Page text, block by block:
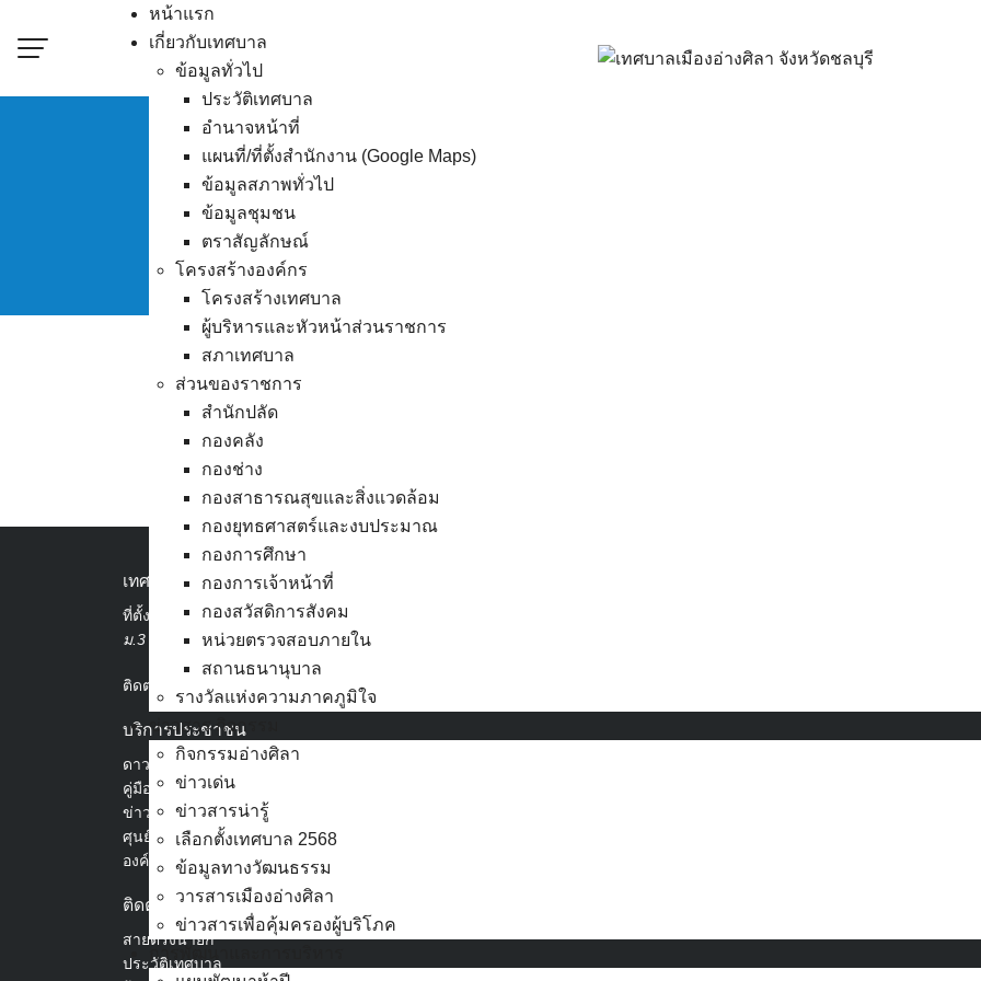
หน้าแรก
เกี่ยวกับเทศบาล
ข้อมูลทั่วไป
ประวัติเทศบาล
อำนาจหน้าที่
แผนที่/ที่ตั้งสำนักงาน (Google Maps)
ข้อมูลสภาพทั่วไป
ข้อมูลชุมชน
ตราสัญลักษณ์
โครงสร้างองค์กร
โครงสร้างเทศบาล
ผู้บริหารและหัวหน้าส่วนราชการ
สภาเทศบาล
ส่วนของราชการ
สำนักปลัด
กองคลัง
กองช่าง
กองสาธารณสุขและสิ่งแวดล้อม
กองยุทธศาสตร์และงบประมาณ
กองการศึกษา
กองการเจ้าหน้าที่
กองสวัสดิการสังคม
หน่วยตรวจสอบภายใน
สถานธนานุบาล
รางวัลแห่งความภาคภูมิใจ
ข่าวสาร กิจกรรม
กิจกรรมอ่างศิลา
ข่าวเด่น
ข่าวสารน่ารู้
เลือกตั้งเทศบาล 2568
ข้อมูลทางวัฒนธรรม
วารสารเมืองอ่างศิลา
ข่าวสารเพื่อคุ้มครองผู้บริโภค
การพัฒนาและการบริหาร
รายงานสถานการณ์ผู้ป่วยโรคไข้เลือดออกในช่วงที่มีกา
ภาวะฉุกเฉินทางสาธารณสุข กรณีโรคไข้เลือด
เทศบาลเมืองอ่างศิลา
ที่ตั้ง :
สำนักงานเทศบาลเมืองอ่างศิลา 90/338
ม.3 ต.เสม็ด อ.เมือง จ.ชลบุรี 20000
ติดต่อ : 038-142-100-104
บริการประชาชน
ดาวน์โหลดแบบฟอร์ม, เอกสาร
คู่มือสำหรับประชาชน/คู่มือการปฏิบัติงาน
ข่าวสารน่ารู้
ศุนย์ข้อมูลข่าวสารอิเล็กทรอนิกส์
องค์ความรู้ (Knowledge Management)
ติดต่อเทศบาล
สายตรงนายก
ประวัติเทศบาล